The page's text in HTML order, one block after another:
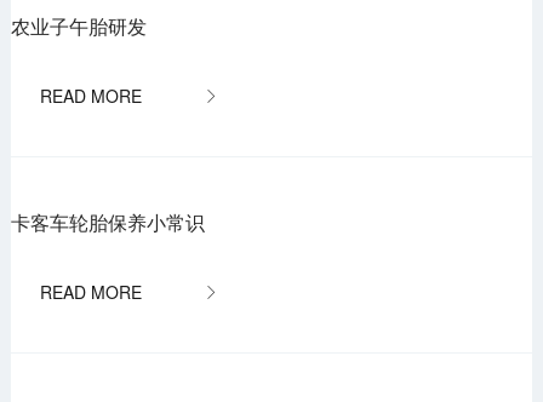
农业子午胎研发

卡客车轮胎保养小常识
